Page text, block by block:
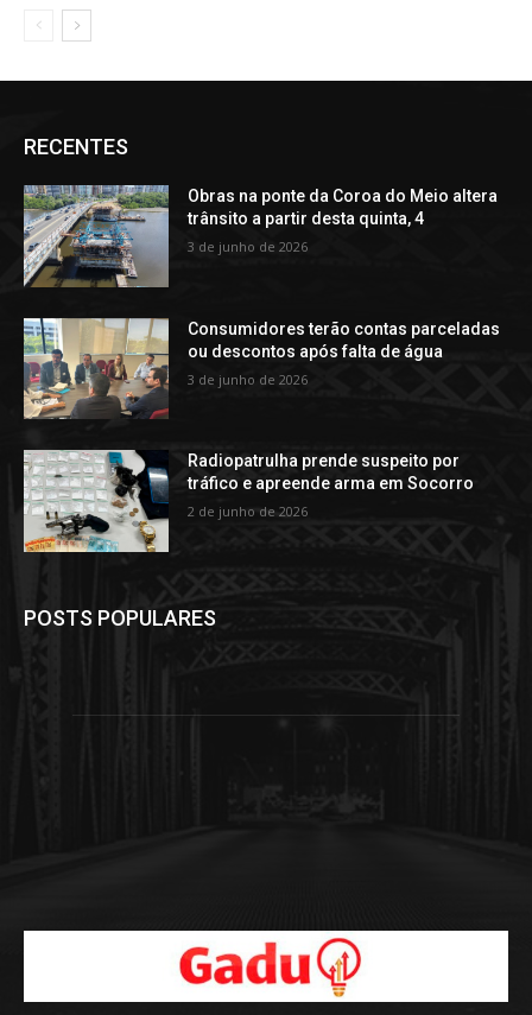
RECENTES
Obras na ponte da Coroa do Meio altera
trânsito a partir desta quinta, 4
3 de junho de 2026
Consumidores terão contas parceladas
ou descontos após falta de água
3 de junho de 2026
Radiopatrulha prende suspeito por
tráfico e apreende arma em Socorro
2 de junho de 2026
POSTS POPULARES